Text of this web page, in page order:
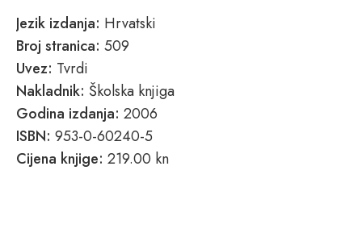
Jezik izdanja: Hrvatski
Broj stranica: 509
Uvez: Tvrdi
Nakladnik: Školska knjiga
Godina izdanja: 2006
ISBN: 953-0-60240-5
Cijena knjige: 219.00 kn